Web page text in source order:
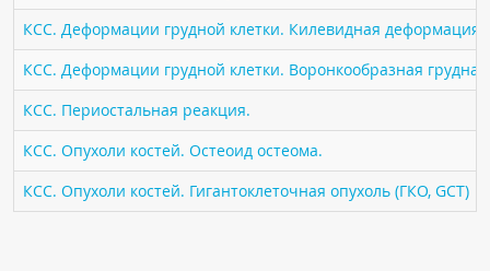
КСС. Деформации грудной клетки. Килевидная деформация
КСС. Деформации грудной клетки. Воронкообразная
КСС. Периостальная реакция.
КСС. Опухоли костей. Остеоид остеома.
КСС. Опухоли костей. Гигантоклеточная опухоль (ГКО, GCT)